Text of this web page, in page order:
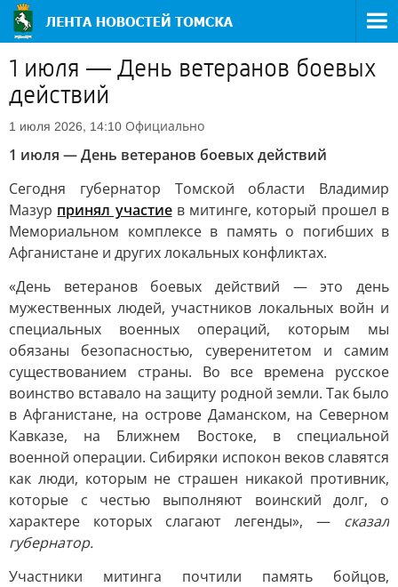
1 июля — День ветеранов боевых
действий
1 июля 2026, 14:10 Официально
1 июля — День ветеранов боевых действий
Сегодня губернатор Томской области Владимир
Мазур принял участиев митинге, который прошел в
Мемориальном комплексе в память о погибших в
Афганистане и других локальных конфликтах.
«День ветеранов боевых действий — это день
мужественных людей, участников локальных войн и
специальных военных операций, которым мы
обязаны безопасностью, суверенитетом и самим
существованием страны. Во все времена русское
воинство вставало на защиту родной земли. Так было
в Афганистане, на острове Даманском, на Северном
Кавказе, на Ближнем Востоке, в специальной
военной операции. Сибиряки испокон веков славятся
как люди, которым не страшен никакой противник,
которые с честью выполняют воинский долг, о
характере которых слагают легенды», — сказал
губернатор.
Участники митинга почтили память бойцов,